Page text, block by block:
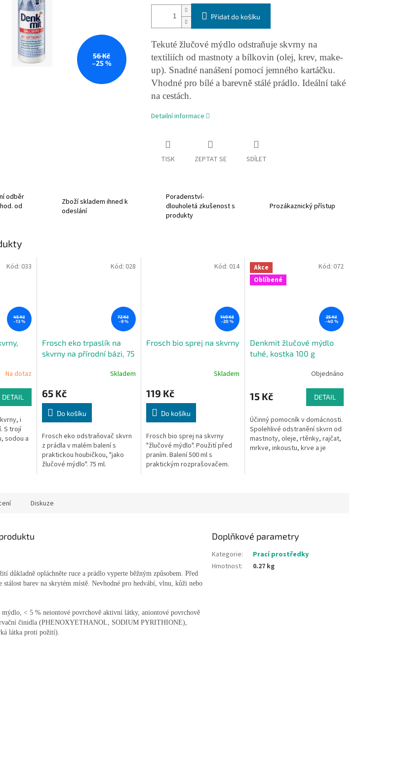
56 Kč
–25 %
Přidat do košíku
Tekuté žlučové mýdlo odstraňuje skvrny na
textiliích od mastnoty a bílkovin (olej, krev, make-
up). Snadné nanášení pomocí jemného kartáčku.
Vhodné pro bílé a barevně stálé prádlo. Ideální také
na cestách.
Detailní informace
TISK ZEPTAT SE SDÍLET
odběr
od
Zboží skladem ihned k
odeslání
Poradenství-
dlouholetá zkušenost s
produkty
Prozákaznický přístup
45 Kč
–13 %
Na dotaz
DETAIL
i
S trojí
sodou a
Kód: 033
72 Kč
–9 %
Frosch eko trpaslík na
skvrny na přírodní bázi, 75
Skladem
65 Kč
Do košíku
Frosch eko odstraňovač skvrn
z prádla v malém balení s
praktickou houbičkou, "jako
žlučové mýdlo". 75 ml.
Kód: 028
149 Kč
–20 %
Frosch bio sprej na skvrny
Skladem
119 Kč
Do košíku
Frosch bio sprej na skvrny
"žlučové mýdlo". Použití před
praním. Balení 500 ml s
praktickým rozprašovačem.
Kód: 014
Akce
Oblíbené
25 Kč
–40 %
Denkmit žlučové mýdlo
tuhé, kostka 100 g
Objednáno
15 Kč DETAIL
Účinný pomocník v domácnosti.
Spolehlivé odstranění skvrn od
mastnoty, oleje, rtěnky, rajčat,
mrkve, inkoustu, krve a je
Kód: 072
Diskuze
důkladně opláchněte ruce a prádlo vyperte běžným způsobem. Před
stálost barev na skrytém místě. Nevhodné pro hedvábí, vlnu, kůži nebo
< 5 % neiontové povrchově aktivní látky, aniontové povrchově
činidla (PHENOXYETHANOL, SODIUM PYRITHIONE),
látka proti požití).
Doplňkové parametry
Kategorie:
Prací prostředky
Hmotnost: 0.27 kg